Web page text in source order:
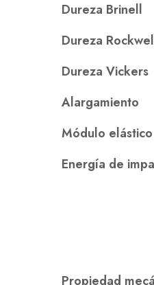
Dureza Brinell
Dureza
Dureza Vickers
Alargamiento
Módulo elástico
Energía de
Propiedad